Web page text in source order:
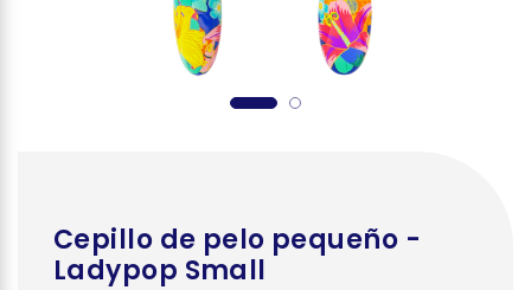
Cepillo de pelo pequeño -
Ladypop Small